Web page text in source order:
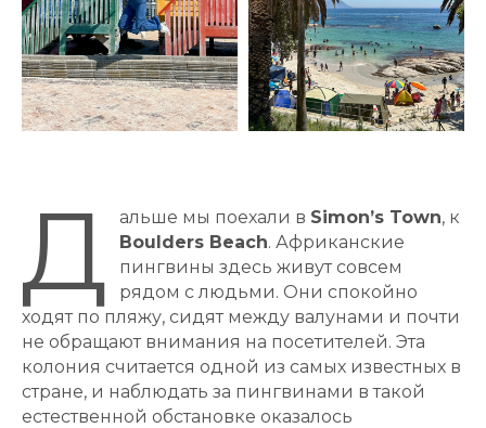
Д альше мы поехали в Simon’s Town, к
Boulders Beach. Африканские
пингвины здесь живут совсем
рядом с людьми. Они спокойно
ходят по пляжу, сидят между валунами и почти
не обращают внимания на посетителей. Эта
колония считается одной из самых известных в
стране, и наблюдать за пингвинами в такой
естественной обстановке оказалось